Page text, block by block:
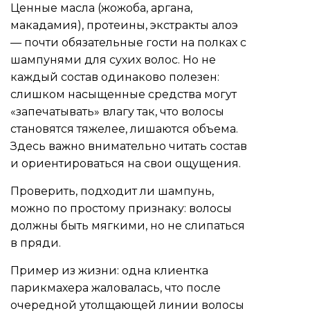
Ценные масла (жожоба, аргана,
макадамия), протеины, экстракты алоэ
— почти обязательные гости на полках с
шампунями для сухих волос. Но не
каждый состав одинаково полезен:
слишком насыщенные средства могут
«запечатывать» влагу так, что волосы
становятся тяжелее, лишаются объема.
Здесь важно внимательно читать состав
и ориентироваться на свои ощущения.
Проверить, подходит ли шампунь,
можно по простому признаку: волосы
должны быть мягкими, но не слипаться
в пряди.
Пример из жизни: одна клиентка
парикмахера жаловалась, что после
очередной утолщающей линии волосы